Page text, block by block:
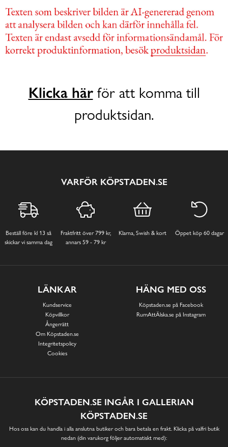
Klicka härför att komma till
produktsidan.
VARFÖR KÖPSTADEN.SE
Beställ före kl 13 så
skickar vi samma dag
Fraktfritt över 799 kr,
annars 59 - 79 kr
Klarna, Swish & kort Öppet köp 60 dagar
LÄNKAR
Kundservice
Köpvillkor
Ångerrätt
Om Köpstaden.se
Integritetspolicy
Cookies
HÄNG MED OSS
Köpstaden.se på Facebook
RumAttÄlska.se på Instagram
KÖPSTADEN.SE INGÅR I GALLERIAN
KÖPSTADEN.SE
Hos oss kan du handla i alla anslutna butiker och bara betala en frakt. Klicka på valfri butik
nedan (din varukorg följer automatiskt med):